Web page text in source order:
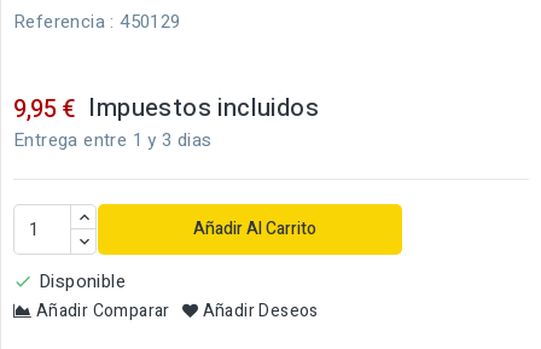
Referencia : 450129
9,95 € Impuestos incluidos
Entrega entre 1 y 3 dias
Añadir Al Carrito
 Disponible
Añadir Comparar Añadir Deseos